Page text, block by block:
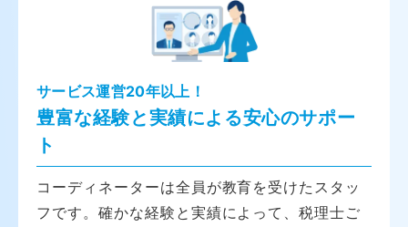
サービス運営20年以上！
豊富な経験と実績による安心のサポー
ト
コーディネーターは全員が教育を受けたスタッ
フです。確かな経験と実績によって、税理士ご